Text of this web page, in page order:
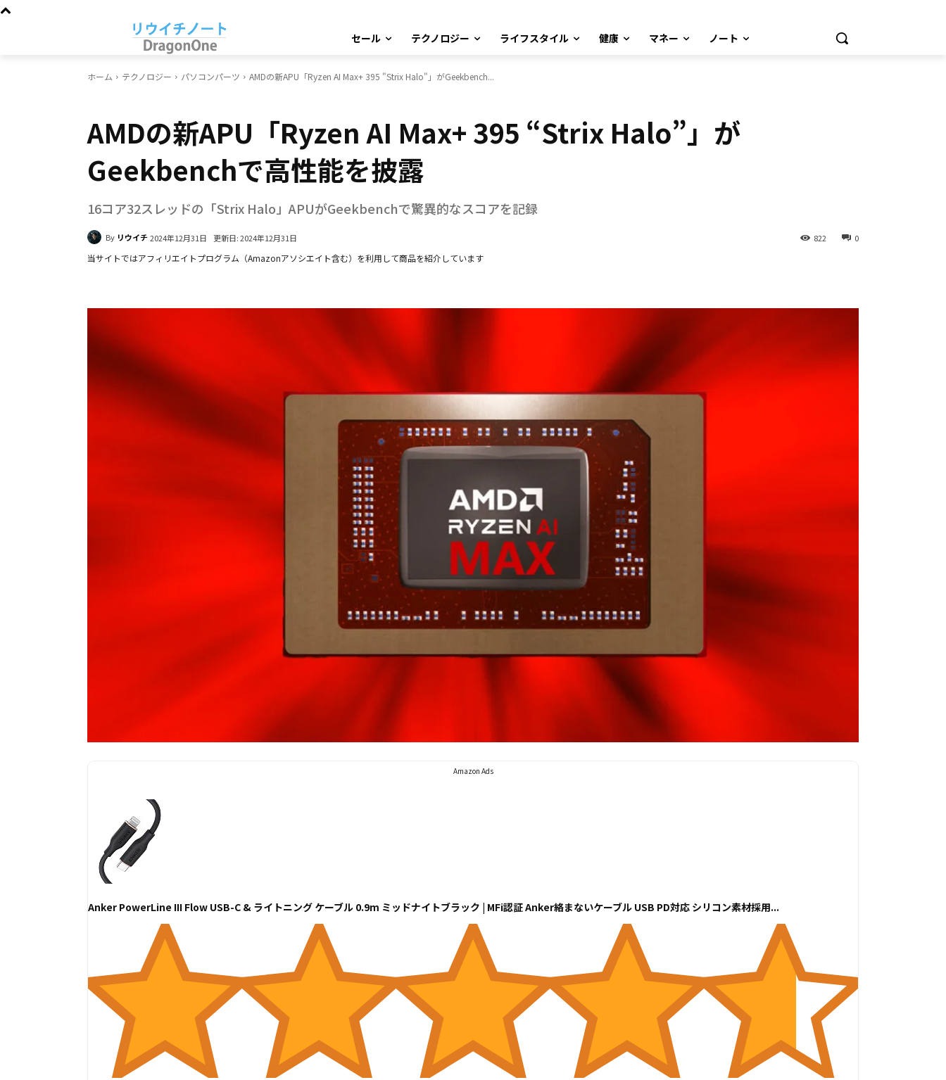
セール テクノロジー ライフスタイル 健康 マネー ノート
ホーム テクノロジー パソコンパーツ AMDの新APU「Ryzen AI Max+ 395 "Strix Halo"」がGeekbench...
AMDの新APU「Ryzen AI Max+ 395 “Strix Halo”」が
Geekbenchで高性能を披露
16コア32スレッドの「Strix Halo」APUがGeekbenchで驚異的なスコアを記録
By リウイチ2024年12月31日 更新日:2024年12月31日 0
822
当サイトではアフィリエイトプログラム（Amazonアソシエイト含む）を利用して商品を紹介しています
Amazon Ads
Anker PowerLine III Flow USB-C & ライトニング ケーブル 0.9m ミッドナイトブラック | MFi認証 Anker絡まないケーブル USB PD対応 シリコン素材採用...